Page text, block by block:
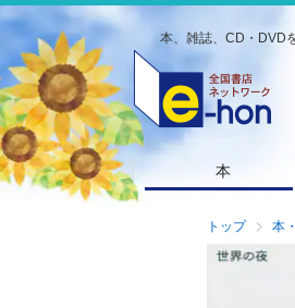
本、雑誌、CD・DVD
本
トップ 本